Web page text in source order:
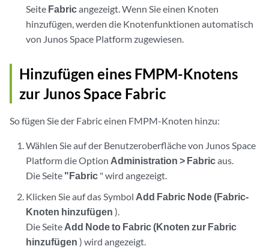
Seite Fabricangezeigt. Wenn Sie einen Knoten
hinzufügen, werden die Knotenfunktionen automatisch
von Junos Space Platform zugewiesen.
Hinzufügen eines FMPM-Knotens
zur Junos Space Fabric
So fügen Sie der Fabric einen FMPM-Knoten hinzu:
Wählen Sie auf der Benutzeroberfläche von Junos Space
Platform die Option Administration > Fabricaus.
Die Seite "Fabric " wird angezeigt.
Klicken Sie auf das Symbol Add Fabric Node (Fabric-
Knoten hinzufügen ).
Die Seite Add Node to Fabric (Knoten zur Fabric
hinzufügen ) wird angezeigt.